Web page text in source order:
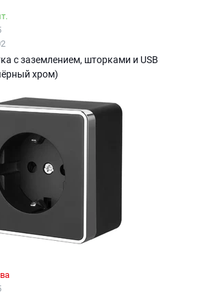
с заземлением, шторками и USB
хром)